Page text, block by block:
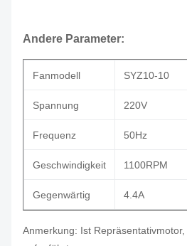
Andere Parameter:
Fanmodell SYZ10-10
Spannung 220V
Frequenz 50Hz
Geschwindigkeit 1100RPM
Gegenwärtig 4.4A
Anmerkung: Ist